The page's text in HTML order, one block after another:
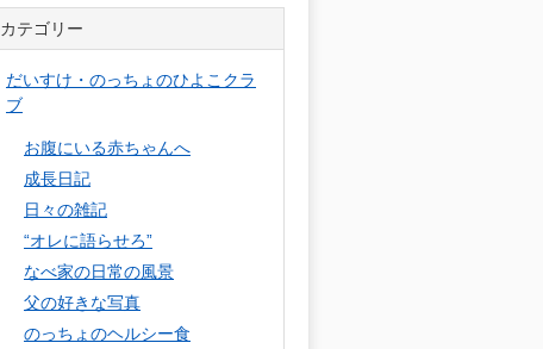
カテゴリー
だいすけ・のっちょのひよこクラ
ブ
お腹にいる赤ちゃんへ
成長日記
日々の雑記
“オレに語らせろ”
なべ家の日常の風景
父の好きな写真
のっちょのヘルシー食